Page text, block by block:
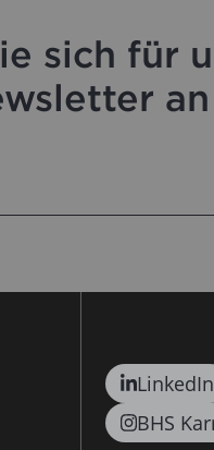
sich für
an
LinkedIn
BHS